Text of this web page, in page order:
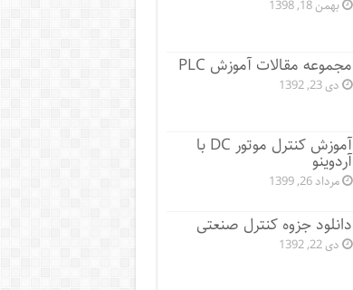
بهمن 18, 1398
مجموعه مقالات آموزش PLC
دی 23, 1392
آموزش کنترل موتور DC با
آردوینو
مرداد 26, 1399
دانلود جزوه کنترل صنعتی
دی 22, 1392